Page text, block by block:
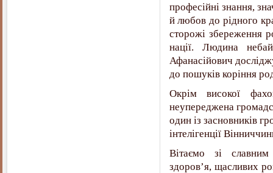
професійні знання,
й любов до рідного
сторожі збереження
нації. Людина
Афанасійович
до пошуків коріння
Окрім високої
неупереджена
один із засновників
інтелігенції
Вітаємо зі
здоров’я, щасливих